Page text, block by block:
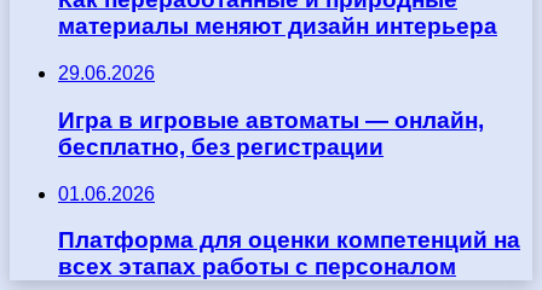
материалы меняют дизайн интерьера
29.06.2026
Игра в игровые автоматы — онлайн,
бесплатно, без регистрации
01.06.2026
Платформа для оценки компетенций на
всех этапах работы с персоналом